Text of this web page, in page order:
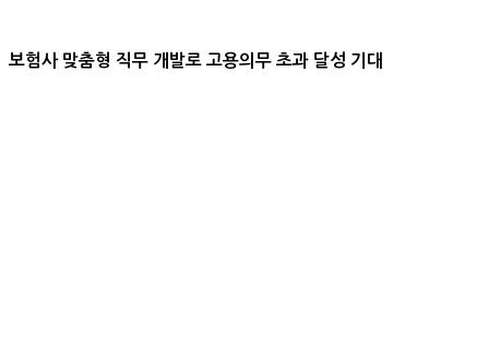
보험사 맞춤형 직무 개발로 고용의무 초과 달성 기대